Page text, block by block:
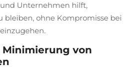
Unternehmen hilft,
bleiben, ohne Kompromisse bei
von